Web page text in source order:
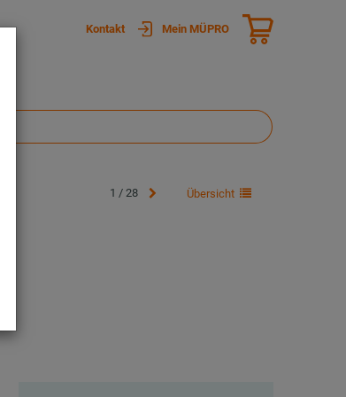
Kontakt Mein MÜPRO
1 / 28 Übersicht